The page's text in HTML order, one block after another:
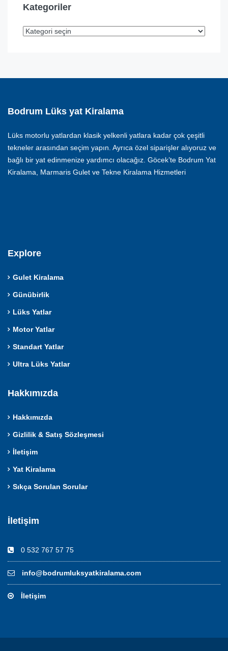
Kategoriler
Bodrum Lüks yat Kiralama
Lüks motorlu yatlardan klasik yelkenli yatlara kadar çok çeşitli
tekneler arasından seçim yapın. Ayrıca özel siparişler alıyoruz ve
bağlı bir yat edinmenize yardımcı olacağız. Göcek’te Bodrum Yat
Kiralama, Marmaris Gulet ve Tekne Kiralama Hizmetleri
Explore
Gulet Kiralama
Günübirlik
Lüks Yatlar
Motor Yatlar
Standart Yatlar
Ultra Lüks Yatlar
Hakkımızda
Hakkımızda
Gizlilik & Satış Sözleşmesi
İletişim
Yat Kiralama
Sıkça Sorulan Sorular
İletişim
0 532 767 57 75
info@bodrumluksyatkiralama.com
İletişim